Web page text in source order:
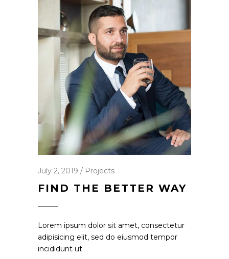
July 2, 2019 Projects
FIND THE BETTER WAY
Lorem ipsum dolor sit amet, consectetur
adipisicing elit, sed do eiusmod tempor
incididunt ut